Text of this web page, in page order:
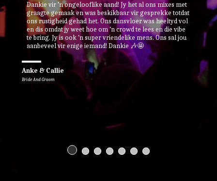
Dankie vir ‘n ongelooflike aand! Jy het al ons mixes met
graagte gemaak en was beskikbaar vir gesprekke totdat
ons rustigheid gehad het. Ons dansvloer was heeltyd vol
en dis omdat jy weet hoe om ‘n crowd te lees en die vibe
te bring. Jy is ook ‘n super vriendelike mens. Ons sal jou
aanbeveel vir enige iemand! Dankie 🎶🤩
Anke & Callie
Bride And Groom